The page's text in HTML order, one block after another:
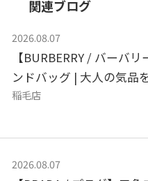
関連ブログ
2026.08.07
【BURBERRY / バーバリ
ンドバッグ | 大人の気品
稲毛店
2026.08.07